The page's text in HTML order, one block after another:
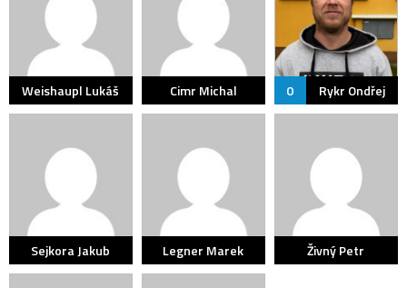
Weishaupl Lukáš Cimr Michal 0 Rykr Ondřej
Sejkora Jakub Legner Marek Živný Petr